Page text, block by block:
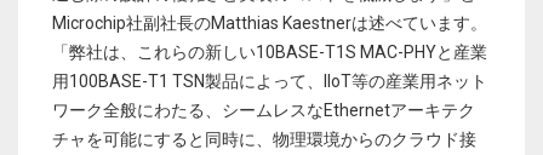
Microchip社副社長のMatthias Kaestnerは述べています。
「弊社は、これらの新しい10BASE-T1S MAC-PHYと産業
用100BASE-T1 TSN製品によって、IIoT等の産業用ネット
ワーク全般にわたる、シームレスなEthernetアーキテク
チャを可能にすると同時に、物理環境からのクラウド接